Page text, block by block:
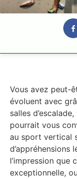
Vous avez peut-
évoluent avec
salles
pourrait vous
au sport vertical
d’appréhensions
l’impression que
exceptionnelle,